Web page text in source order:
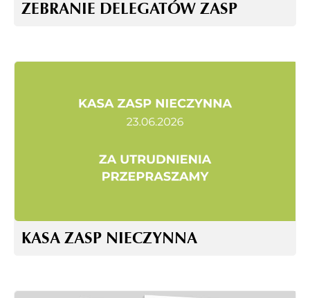
ZEBRANIE DELEGATÓW ZASP
KASA ZASP NIECZYNNA